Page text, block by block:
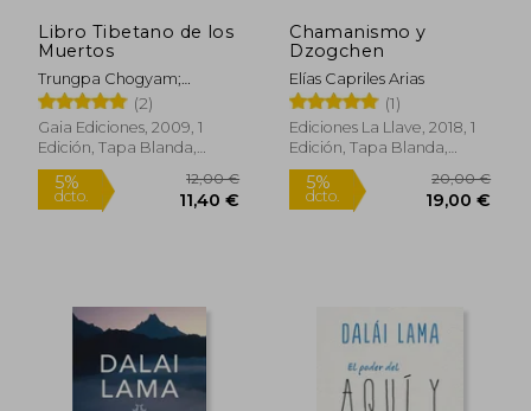
Libro Tibetano de los
Muertos
Trungpa Chogyam;
Francesca Fremantle
(2)
Gaia Ediciones, 2009, 1
Edición, Tapa Blanda,
Nuevo
Rápido
Chamanismo y
Dzogchen
Elías Capriles Arias
(1)
Ediciones La Llave, 2018, 1
Edición, Tapa Blanda,
Nuevo
Rápido